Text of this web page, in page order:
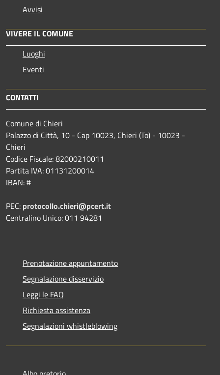
Avvisi
VIVERE IL COMUNE
Luoghi
Eventi
CONTATTI
Comune di Chieri
Palazzo di Città, 10 - Cap 10023, Chieri (To) - 10023 -
Chieri
Codice Fiscale: 82000210011
Partita IVA: 01131200014
IBAN: #
PEC: protocollo.chieri@pcert.it
Centralino Unico: 011 94281
Prenotazione appuntamento
Segnalazione disservizio
Leggi le FAQ
Richiesta assistenza
Segnalazioni whistleblowing